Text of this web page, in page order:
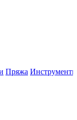
Пряжа Инструменты